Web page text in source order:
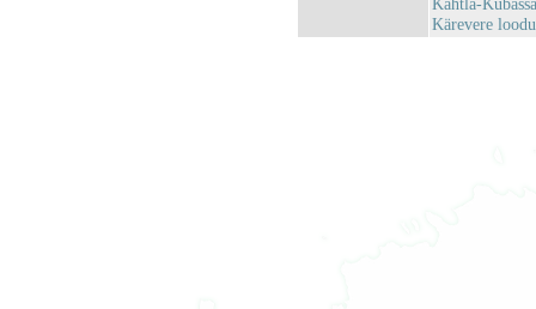
Kärevere